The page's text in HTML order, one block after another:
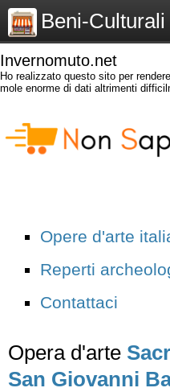
Beni-Culturali
Invernomuto.net
Ho realizzato questo sito per
mole enorme di dati altrimenti
Opere d'arte
Reperti
Contattaci
Opera d'arte
San Giovanni